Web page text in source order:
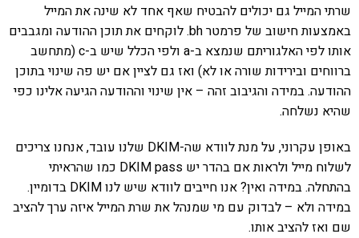
שרתי המייל גם יכולים להבטיח שאף אחד לא שינה את המייל
באמצעות חישוב של פרמטר bh. לוקחים את תוכן ההודעה ומגבבים
אותו לפי האלגוריתם שנמצא ב-a ולפי הכלל שיש ב-c (מתחשב
ברווחים ובירידות שורה או לא) ואז גם לציין אם יש פה שינוי בתוכן
ההודעה. במידה והגיבוב זהה – אין שינוי וההודעה הגיעה אלינו כפי
שהיא נשלחה.
באופן עקרוני, על מנת לוודא שה-DKIM שלנו עובד, אנחנו צריכים
לשלוח מייל ולראות אם בהדר יש DKIM pass כמו שהראיתי
בהתחלה. במידה ואין? אנו חייבים לוודא שיש לנו DKIM בדומיין.
במידה ולא – לבדוק עם מי שמנהל את שרת המייל איזה ערך להציב
שם ואז להציב אותו.